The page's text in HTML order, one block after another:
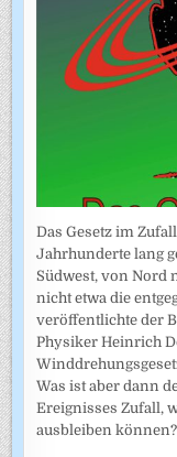
Das Gesetz im
Jahrhunderte lang
Südwest, von Nord
nicht etwa die
veröffentlichte der
Physiker Heinrich
Was ist aber dann
Ereignisses Zufall,
ausbleiben